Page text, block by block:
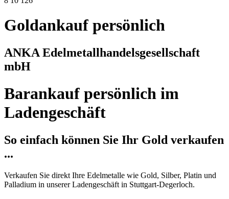
Goldankauf persönlich
ANKA Edelmetallhandelsgesellschaft
mbH
Barankauf persönlich im
Ladengeschäft
So einfach können Sie Ihr Gold verkaufen
...
Verkaufen Sie direkt Ihre Edelmetalle wie Gold, Silber, Platin und
Palladium in unserer Ladengeschäft in Stuttgart-Degerloch.